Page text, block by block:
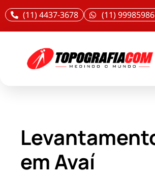
(11) 4437-3678 (11)
em Avaí